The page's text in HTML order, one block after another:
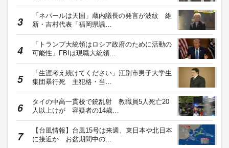
「ネパールは天国」蔵内議長の発言が波紋 維
新・吉村代表「福岡県議…
「トランプ大統領はロシア政府のために活動の
可能性」FBIは現職大統領…
「生涯考え続けてください」江別市男子大学生
集団暴行死 主犯格・当…
タイの中高一貫校で銃乱射 教職員5人死亡20
人以上けが 容疑者の14歳…
【台風情報】台風15号は来週、東日本や北日本
に接近か お盆期間中の…